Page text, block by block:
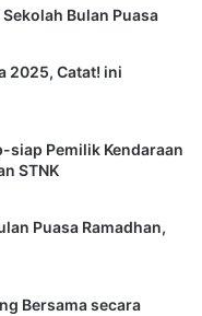
Bulan Puasa
2025, Catat! ini
siap Pemilik Kendaraan
STNK
Puasa Ramadhan,
Bersama secara